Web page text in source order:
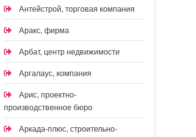
Антейстрой, торговая компания
Аракс, фирма
Арбат, центр недвижимости
Аргалаус, компания
Арис, проектно-
производственное бюро
Аркада-плюс, строительно-